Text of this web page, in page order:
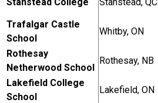
加拿大社会保险系统
定居安大略省
安大略省免费医疗保险
Trafalgar Castle
School
Whitby, ON
Rothesay
Netherwood School
Rothesay, NB
Lakefield College
School
Lakefield, ON